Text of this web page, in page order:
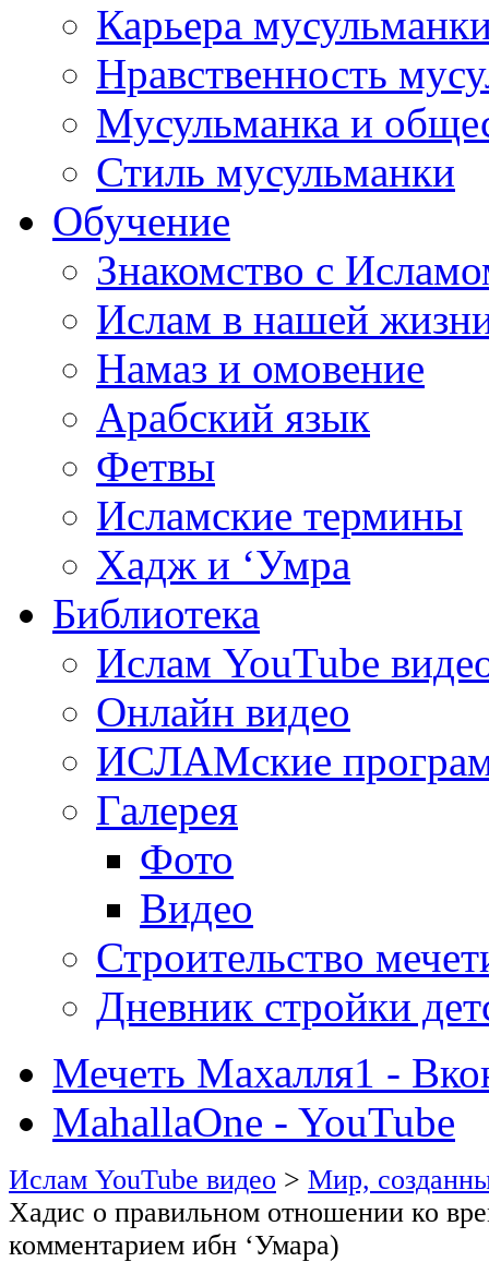
Карьера
Нравственность
Мусульманка и
Стиль мусульманки
Обучение
Знакомство с
Ислам в нашей
Намаз и омовение
Арабский язык
Фетвы
Исламские термины
Хадж и ‘Умра
Библиотека
Ислам YouTube
Онлайн видео
ИСЛАМские
Галерея
Фото
Видео
Строительство
Дневник стройки
Мечеть Махалля1 -
MahallaOne - YouTube
Ислам YouTube видео > Мир,
Хадис о правильном отношении ко
комментарием ибн ‘Умара)